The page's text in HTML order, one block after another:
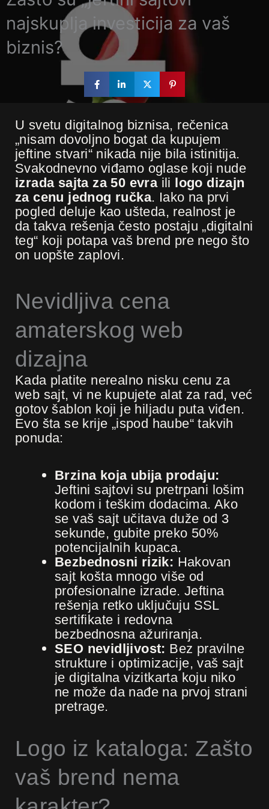
najskuplja investicija za vaš
biznis?
U svetu digitalnog biznisa, rečenica
„nisam dovoljno bogat da kupujem
jeftine stvari“ nikada nije bila istinitija.
Svakodnevno viđamo oglase koji nude
izrada sajta za 50 evraili logo dizajn
za cenu jednog ručka. Iako na prvi
pogled deluje kao ušteda, realnost je
da takva rešenja često postaju „digitalni
teg“ koji potapa vaš brend pre nego što
on uopšte zaplovi.
Nevidljiva cena
amaterskog web
dizajna
Kada platite nerealno nisku cenu za
web sajt, vi ne kupujete alat za rad, već
gotov šablon koji je hiljadu puta viđen.
Evo šta se krije „ispod haube“ takvih
ponuda:
Brzina koja ubija prodaju:
Jeftini sajtovi su pretrpani lošim
kodom i teškim dodacima. Ako
se vaš sajt učitava duže od 3
sekunde, gubite preko 50%
potencijalnih kupaca.
Bezbednosni rizik: Hakovan
sajt košta mnogo više od
profesionalne izrade. Jeftina
rešenja retko uključuju SSL
sertifikate i redovna
bezbednosna ažuriranja.
SEO nevidljivost: Bez pravilne
strukture i optimizacije, vaš sajt
je digitalna vizitkarta koju niko
ne može da nađe na prvoj strani
pretrage.
Logo iz kataloga: Zašto
vaš brend nema